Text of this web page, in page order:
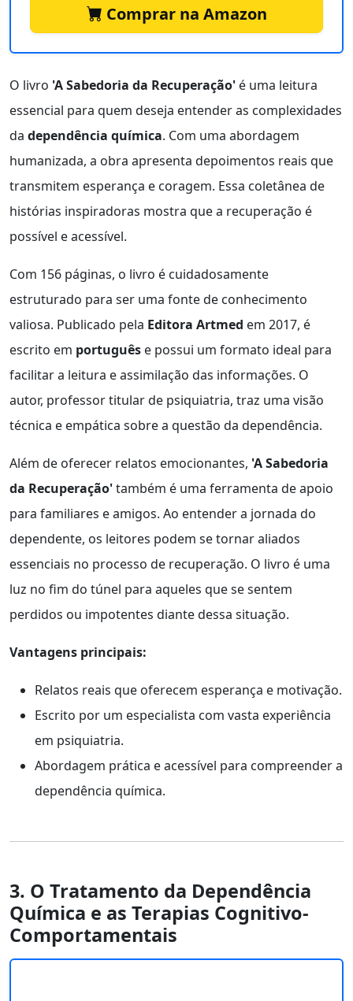
Comprar na Amazon
O livro 'A Sabedoria da Recuperação' é uma leitura
essencial para quem deseja entender as complexidades
da dependência química. Com uma abordagem
humanizada, a obra apresenta depoimentos reais que
transmitem esperança e coragem. Essa coletânea de
histórias inspiradoras mostra que a recuperação é
possível e acessível.
Com 156 páginas, o livro é cuidadosamente
estruturado para ser uma fonte de conhecimento
valiosa. Publicado pela Editora Artmed em 2017, é
escrito em português e possui um formato ideal para
facilitar a leitura e assimilação das informações. O
autor, professor titular de psiquiatria, traz uma visão
técnica e empática sobre a questão da dependência.
Além de oferecer relatos emocionantes, 'A Sabedoria
da Recuperação'também é uma ferramenta de apoio
para familiares e amigos. Ao entender a jornada do
dependente, os leitores podem se tornar aliados
essenciais no processo de recuperação. O livro é uma
luz no fim do túnel para aqueles que se sentem
perdidos ou impotentes diante dessa situação.
Vantagens principais:
Relatos reais que oferecem esperança e motivação.
Escrito por um especialista com vasta experiência
em psiquiatria.
Abordagem prática e acessível para compreender a
dependência química.
3. O Tratamento da Dependência
Química e as Terapias Cognitivo-
Comportamentais